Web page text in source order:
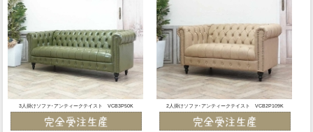
3人掛けソファ･アンティークテイスト VCB3P50K 2人掛けソファ･アンティークテイスト VCB2P109K